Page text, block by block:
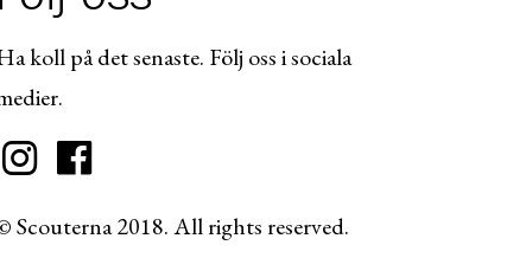
koll på det senaste. Följ oss i sociala
Scouterna 2018. All rights reserved.